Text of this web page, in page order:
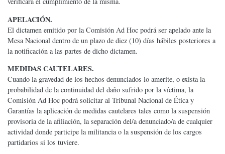
APELACIÓN.
El dictamen emitido por la Comisión Ad Hoc podrá ser apelado ante la
Mesa Nacional dentro de un plazo de diez (10) días hábiles posteriores a
la notificación a las partes de dicho dictamen.
MEDIDAS CAUTELARES.
Cuando la gravedad de los hechos denunciados lo amerite, o exista la
probabilidad de la continuidad del daño sufrido por la víctima, la
Comisión Ad Hoc podrá solicitar al Tribunal Nacional de Ética y
Garantías la aplicación de medidas cautelares tales como la suspensión
provisoria de la afiliación, la separación del/a denunciado/a de cualquier
actividad donde participe la militancia o la suspensión de los cargos
partidarios si los tuviere.